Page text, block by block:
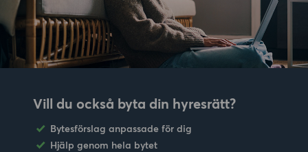
Vill du också byta din hyresrätt?
Bytesförslag anpassade för dig
Hjälp genom hela bytet